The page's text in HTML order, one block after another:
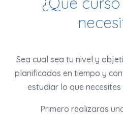
Sea cual sea tu nivel y
planificados en tiempo y
estudiar lo que
Primero realizaras